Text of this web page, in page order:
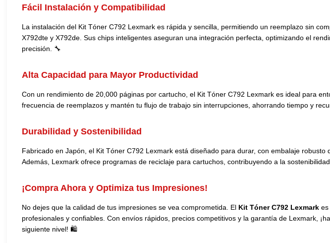
Fácil Instalación y Compatibilidad
La instalación del Kit Tóner C792 Lexmark es rápida y sencilla, permitiendo un reemplazo sin
X792dte y X792de. Sus chips inteligentes aseguran una integración perfecta, optimizando el
precisión. 🔧
Alta Capacidad para Mayor Productividad
Con un rendimiento de 20,000 páginas por cartucho, el Kit Tóner C792 Lexmark es ideal para
frecuencia de reemplazos y mantén tu flujo de trabajo sin interrupciones, ahorrando tiempo y
Durabilidad y Sostenibilidad
Fabricado en Japón, el Kit Tóner C792 Lexmark está diseñado para durar, con embalaje robusto
Además, Lexmark ofrece programas de reciclaje para cartuchos, contribuyendo a la
¡Compra Ahora y Optimiza tus Impresiones!
No dejes que la calidad de tus impresiones se vea comprometida. El Kit Tóner C792 Lexmark es
profesionales y confiables. Con envíos rápidos, precios competitivos y la garantía de Lexmark,
siguiente nivel! 🛍️